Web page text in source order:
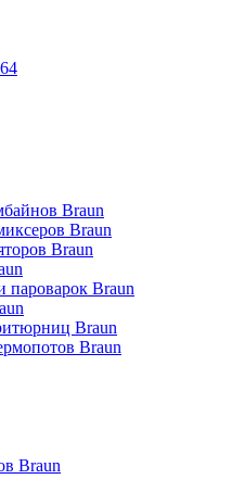
Braun
Braun
Braun
пароварок Braun
Braun
Braun
Braun